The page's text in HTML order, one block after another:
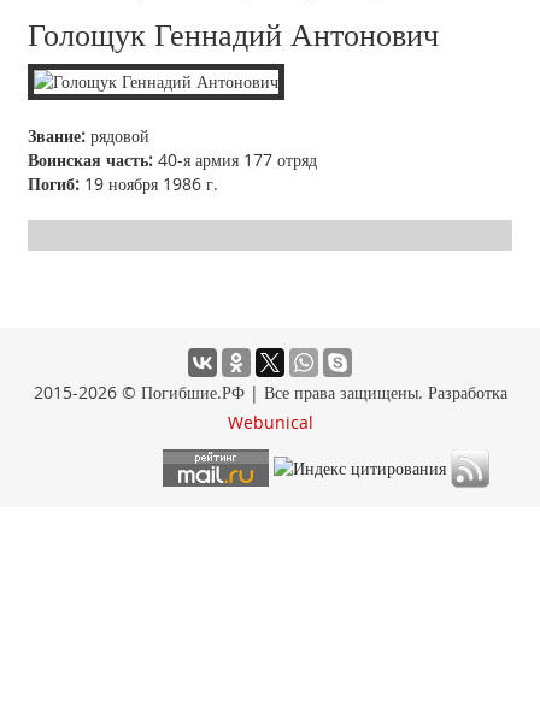
Голощук Геннадий Антонович
Звание: рядовой
Воинская часть: 40-я армия 177 отряд
Погиб: 19 ноября 1986 г.
2015-2026 © Погибшие.РФ | Все права защищены. Разработка
Webunical